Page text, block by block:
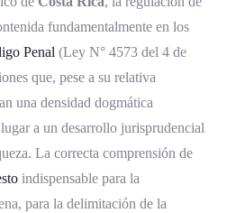
autor del delito en
aplicables
Código Penal: piedra
y disposiciones
fundamentalmente en los
Penal (Ley N° 4573 del 4 de
que, pese a su relativa
una densidad dogmática
a un desarrollo jurisprudencial
La correcta comprensión de
indispensable para la
para la delimitación de la